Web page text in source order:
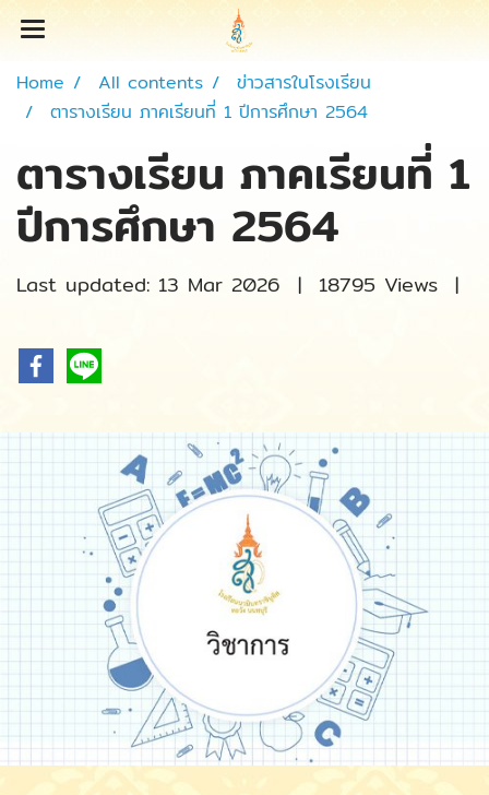
Home All contents
ข่าวสารในโรงเรียน
ตารางเรียน ภาคเรียนที่ 1 ปีการศึกษา 2564
ตารางเรียน ภาคเรียนที่ 1
ปีการศึกษา 2564
Last updated: 13 Mar 2026 | 18795 Views |